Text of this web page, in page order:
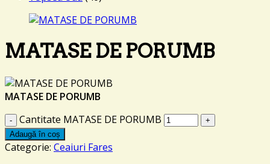
MATASE DE PORUMB
MATASE DE PORUMB
Cantitate MATASE DE PORUMB
Adaugă în coș
Categorie: Ceaiuri Fares